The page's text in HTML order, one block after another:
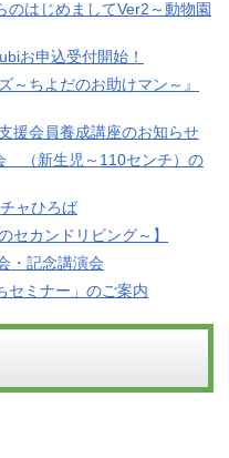
はじめましてVer2～動物園
お申込受付開始！
ちよだのお助けマン～』
援会員養成講座のお知らせ
（新生児～110センチ）の
ャひろば
セカンドリビング～】
・記念講演会
セミナー」のご案内